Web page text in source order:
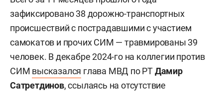
зафиксировано 38 дорожно-транспортных
происшествий с пострадавшими с участием
самокатов и прочих СИМ — травмированы 39
человек. В декабре 2024-го на коллегии против
СИМ высказался глава МВД по РТДамир
Сатретдинов, ссылаясь на отсутствие